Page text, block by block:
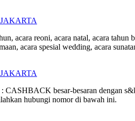
acara reoni, acara natal, acara tahun
acara spesial wedding, acara
besar-besaran dengan
hubungi nomor di bawah ini.